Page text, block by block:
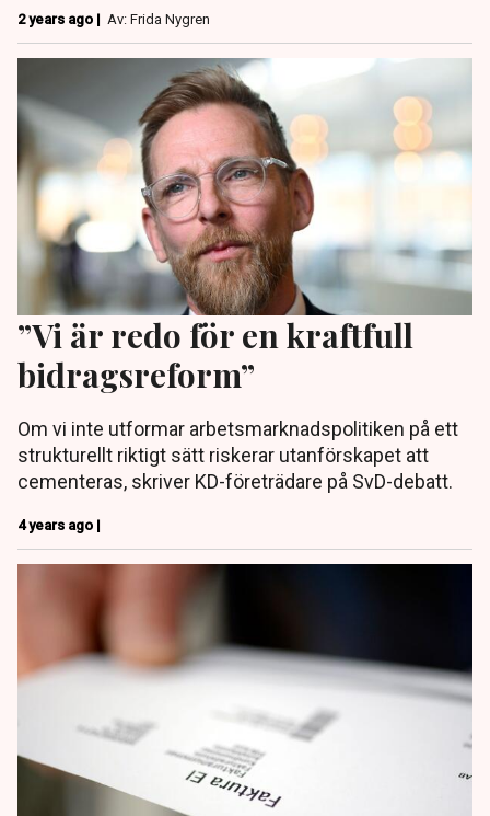
2 years ago | Av: Frida Nygren
”Vi är redo för en kraftfull
bidrags­reform”
Om vi inte utformar arbets­marknads­politiken på ett
strukturellt riktigt sätt riskerar utanförskapet att
cementeras, skriver KD-företrädare på SvD-debatt.
4 years ago |